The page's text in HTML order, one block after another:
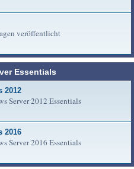
veröffentlicht
Essentials
2012
Server 2012 Essentials
2016
Server 2016 Essentials